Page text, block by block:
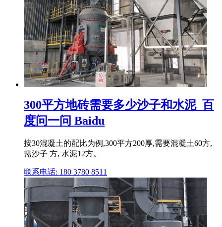
300平方地砖需要多少沙子和水泥_百
度问一问 Baidu
按30混凝土的配比为例,300平方200厚,需要混凝土60方,
需沙子 方, 水泥12方。
联系电话: 180 3780 8511